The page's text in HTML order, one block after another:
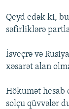
FOTOQALEREYA
İNFOQRAFIKA
OXU ZALI
AZƏRBAYCAN
İSLAM VƏ
İZ - MƏDƏNIYYƏT
HAQQIMIZDA
MISSIYAMIZ
PEŞƏ ETIKASI VƏ
BIZIMLƏ ƏLAQƏ
RFE/RL-in
Qeyd edək ki,
səfirliklərə
İsveçrə və
xəsarət alan
Hökumət hesab
solçu qüvvələr